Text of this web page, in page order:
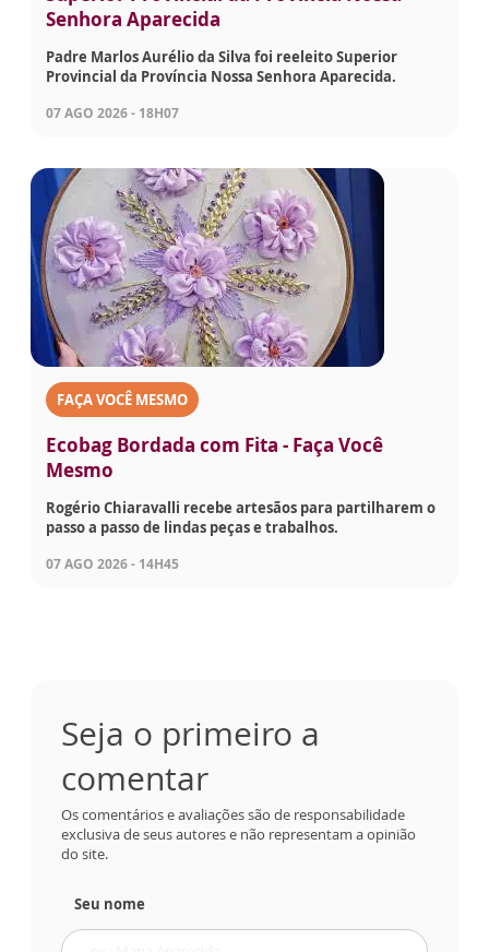
Senhora Aparecida
Padre Marlos Aurélio da Silva foi reeleito Superior
Provincial da Província Nossa Senhora Aparecida.
07 AGO 2026 - 18H07
FAÇA VOCÊ MESMO
Ecobag Bordada com Fita - Faça Você
Mesmo
Rogério Chiaravalli recebe artesãos para partilharem o
passo a passo de lindas peças e trabalhos.
07 AGO 2026 - 14H45
Seja o primeiro a
comentar
Os comentários e avaliações são de responsabilidade
exclusiva de seus autores e não representam a opinião
do site.
Seu nome